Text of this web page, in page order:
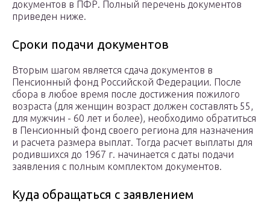
документов в ПФР. Полный перечень документов
приведен ниже.
Сроки подачи документов
Вторым шагом является сдача документов в
Пенсионный фонд Российской Федерации. После
сбора в любое время после достижения пожилого
возраста (для женщин возраст должен составлять 55,
для мужчин -­ 60 лет и более), необходимо обратиться
в Пенсионный фонд своего региона для назначения
и расчета размера выплат. Тогда расчет выплаты для
родившихся до 1967 г. начинается с даты подачи
заявления с полным комплектом документов.
Куда обращаться с заявлением